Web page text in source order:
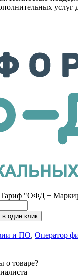
услуг
"ОФД +
в один клик
и ПО, Оператор
о товаре?